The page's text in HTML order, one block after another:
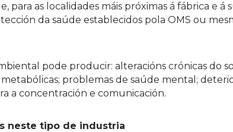
para as localidades máis próximas á fábrica e á
da saúde establecidos pola OMS ou
pode producir: alteracións crónicas do
problemas de saúde mental;
a concentración e comunicación.
neste tipo de industria